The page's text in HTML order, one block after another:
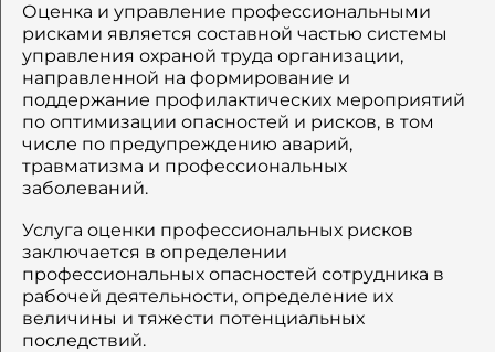
Оценка и управление профессиональными
рисками является составной частью системы
управления охраной труда организации,
направленной на формирование и
поддержание профилактических мероприятий
по оптимизации опасностей и рисков, в том
числе по предупреждению аварий,
травматизма и профессиональных
заболеваний.
Услуга оценки профессиональных рисков
заключается в определении
профессиональных опасностей сотрудника в
рабочей деятельности, определение их
величины и тяжести потенциальных
последствий.